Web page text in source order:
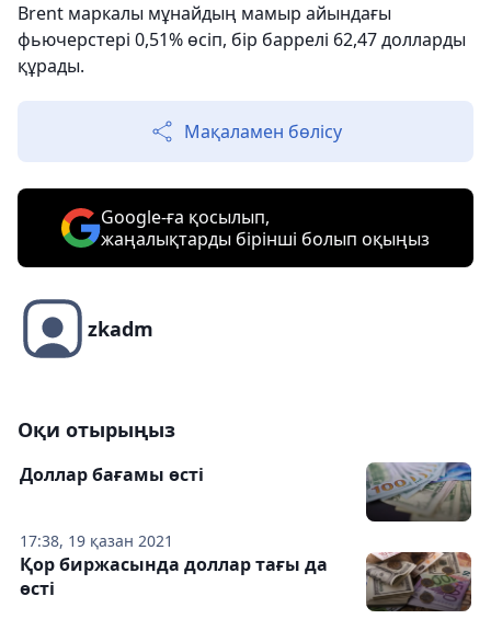
Brent маркалы мұнайдың мамыр айындағы
фьючерстері 0,51% өсіп, бір баррелі 62,47 долларды
құрады.
Мақаламен бөлісу
Google-ға қосылып,
жаңалықтарды бірінші болып оқыңыз
zkadm
Оқи отырыңыз
17:38, 19 қазан 2021
Доллар бағамы өсті
Қор биржасында доллар тағы да
өсті